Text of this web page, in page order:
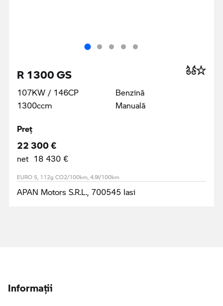
R 1300 GS
107KW / 146CP
1300ccm
Benzină
Manuală
Preţ
22 300 €
net 18 430 €
EURO 5, 112g CO2/100km, 4.9l/100km
APAN Motors S.R.L., 700545 Iasi
Informaţii